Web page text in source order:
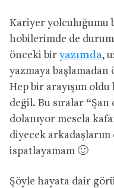
Kariyer yolculuğumu
hobilerimde de
önceki bir yazımda,
yazmaya
Hep bir arayışım
değil. Bu sıralar
dolanıyor mesela
diyecek
ispatlayamam 🙂
Şöyle hayata dair